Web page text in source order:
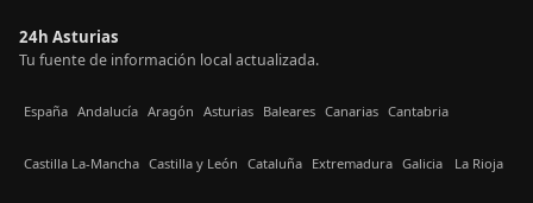
24h Asturias
Tu fuente de información local actualizada.
España Andalucía Aragón Asturias Baleares Canarias Cantabria
Castilla La-Mancha Castilla y León Cataluña Extremadura Galicia La Rioja